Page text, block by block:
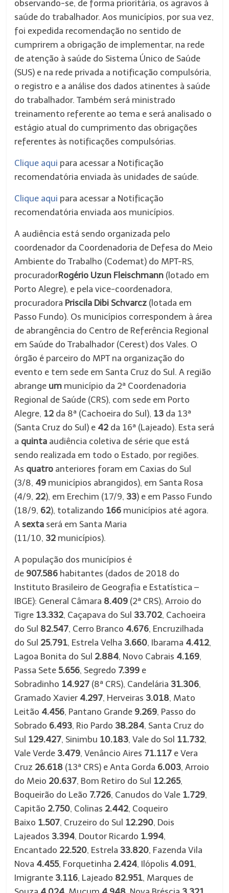
observando-se, de forma prioritária, os agravos à
saúde do trabalhador. Aos municípios, por sua vez,
foi expedida recomendação no sentido de
cumprirem a obrigação de implementar, na rede
de atenção à saúde do Sistema Único de Saúde
(SUS) e na rede privada a notificação compulsória,
o registro e a análise dos dados atinentes à saúde
do trabalhador. Também será ministrado
treinamento referente ao tema e será analisado o
estágio atual do cumprimento das obrigações
referentes às notificações compulsórias.
Clique aqui para acessar a Notificação
recomendatória enviada às unidades de saúde.
Clique aqui para acessar a Notificação
recomendatória enviada aos municípios.
A audiência está sendo organizada pelo
coordenador da Coordenadoria de Defesa do Meio
Ambiente do Trabalho (Codemat) do MPT-RS,
procuradorRogério Uzun Fleischmann (lotado em
Porto Alegre), e pela vice-coordenadora,
procuradora Priscila Dibi Schvarcz (lotada em
Passo Fundo). Os municípios correspondem à área
de abrangência do Centro de Referência Regional
em Saúde do Trabalhador (Cerest) dos Vales. O
órgão é parceiro do MPT na organização do
evento e tem sede em Santa Cruz do Sul. A região
abrange um município da 2ª Coordenadoria
Regional de Saúde (CRS), com sede em Porto
Alegre, 12 da 8ª (Cachoeira do Sul), 13 da 13ª
(Santa Cruz do Sul) e 42 da 16ª (Lajeado). Esta será
a quinta audiência coletiva de série que está
sendo realizada em todo o Estado, por regiões.
As quatro anteriores foram em Caxias do Sul
(3/8, 49 municípios abrangidos), em Santa Rosa
(4/9, 22), em Erechim (17/9, 33) e em Passo Fundo
(18/9, 62), totalizando 166 municípios até agora.
A sexta será em Santa Maria
(11/10, 32 municípios).
A população dos municípios é
de 907.586 habitantes (dados de 2018 do
Instituto Brasileiro de Geografia e Estatística –
IBGE): General Câmara 8.409 (2ª CRS), Arroio do
Tigre 13.332, Caçapava do Sul 33.702, Cachoeira
do Sul 82.547, Cerro Branco 4.676, Encruzilhada
do Sul 25.791, Estrela Velha 3.660, Ibarama 4.412,
Lagoa Bonita do Sul 2.884, Novo Cabrais 4.169,
Passa Sete5.656, Segredo 7.399 e
Sobradinho 14.927 (8ª CRS), Candelária 31.306,
Gramado Xavier 4.297, Herveiras 3.018, Mato
Leitão 4.456, Pantano Grande 9.269, Passo do
Sobrado 6.493, Rio Pardo 38.284, Santa Cruz do
Sul 129.427, Sinimbu 10.183, Vale do Sol 11.732,
Vale Verde 3.479, Venâncio Aires 71.117 e Vera
Cruz 26.618 (13ª CRS) e Anta Gorda 6.003, Arroio
do Meio 20.637, Bom Retiro do Sul 12.265,
Boqueirão do Leão 7.726, Canudos do Vale 1.729,
Capitão 2.750, Colinas 2.442, Coqueiro
Baixo 1.507, Cruzeiro do Sul 12.290, Dois
Lajeados 3.394, Doutor Ricardo 1.994,
Encantado 22.520, Estrela 33.820, Fazenda Vila
Nova 4.455, Forquetinha 2.424, Ilópolis 4.091,
Imigrante 3.116, Lajeado 82.951, Marques de